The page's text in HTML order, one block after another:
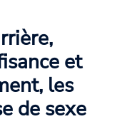
et
les
de sexe